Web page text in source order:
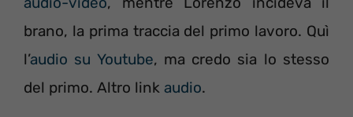
brano, la prima traccia del primo lavoro. Quì
l’audio su Youtube, ma credo sia lo stesso
del primo. Altro link audio.